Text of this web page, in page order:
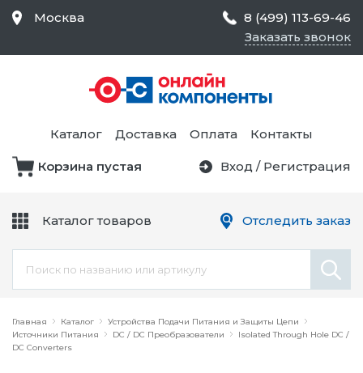
Главная Каталог
Устройства Подачи Питания и Защиты Цепи
Источники Питания
DC / DC Преобразователи
Isolated Through Hole DC /
DC Converters
Москва
8 (499) 113-69-46
Заказать звонок
Каталог Доставка Оплата Контакты
Корзина пустая Вход / Регистрация
Каталог товаров
Средства Контроля
Статического
Электричества и
Безопасности,
Товары для Чистых
Цепи
Оборудование
Отследить заказ